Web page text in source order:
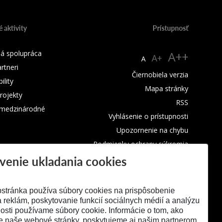
aktivity
spolupráca
Prístupnosť
A A+ A++
Čiernobiela verzia
Mapa stránky
RSS
Vyhlásenie o prístupnosti
Upozornenie na chybu
Podmienky ochrany súkromia
Využívanie súborov cookies
ukladania cookies
používa súbory cookies na prispôsobenie
reklám, poskytovanie funkcií sociálnych médií a analýzu
používame súbory cookie. Informácie o tom, ako
naše webové stránky, poskytujeme aj našim partnerom